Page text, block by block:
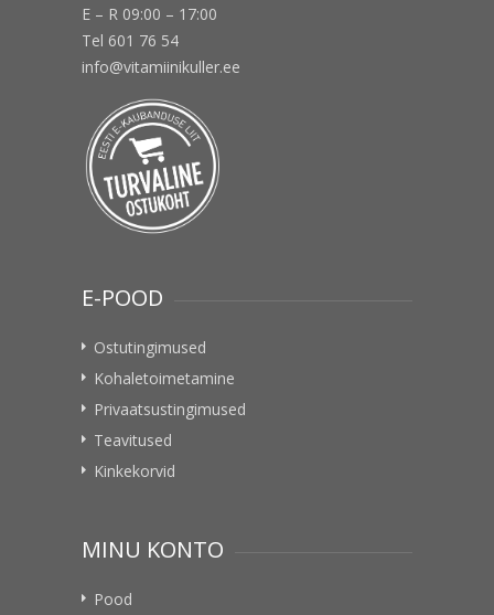
E – R 09:00 – 17:00
Tel 601 76 54
info@vitamiinikuller.ee
E-POOD
Ostutingimused
Kohaletoimetamine
Privaatsustingimused
Teavitused
Kinkekorvid
MINU KONTO
Pood